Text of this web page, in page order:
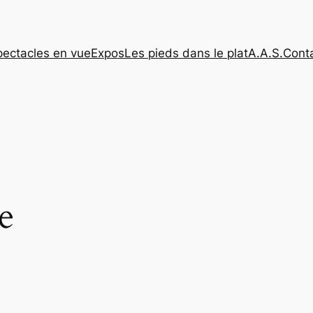
en vueExposLes pieds dans le platA.A.S.